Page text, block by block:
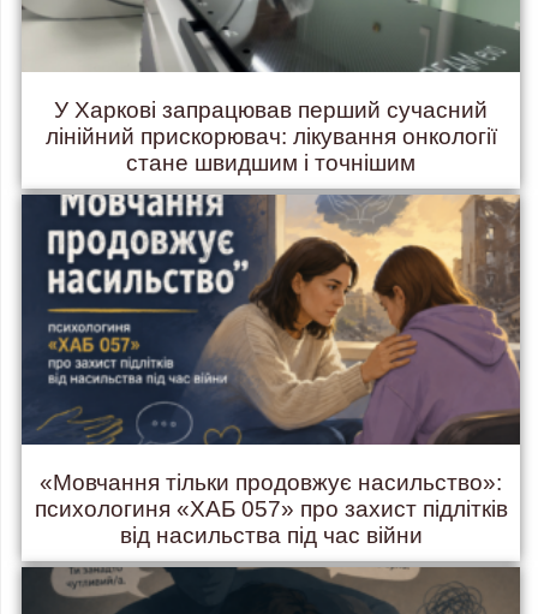
У Харкові запрацював перший сучасний
лінійний прискорювач: лікування онкології
стане швидшим і точнішим
«Мовчання тільки продовжує насильство»:
психологиня «ХАБ 057» про захист підлітків
від насильства під час війни